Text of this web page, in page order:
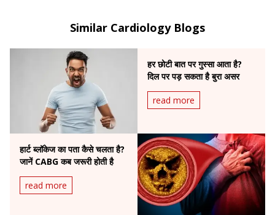
including atrial fibrillation, ventricular tachycardia, CRT-
D, and conduction system pacing.
Similar Cardiology Blogs
हर छोटी बात पर गुस्सा आता है?
दिल पर पड़ सकता है बुरा असर
read more
हार्ट ब्लॉकेज का पता कैसे चलता है?
जानें CABG कब जरूरी होती है
read more